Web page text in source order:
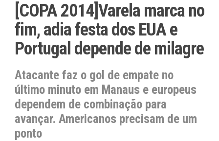
[COPA 2014]Varela marca no
fim, adia festa dos EUA e
Portugal depende de milagre
Atacante faz o gol de empate no
último minuto em Manaus e europeus
dependem de combinação para
avançar. Americanos precisam de um
ponto